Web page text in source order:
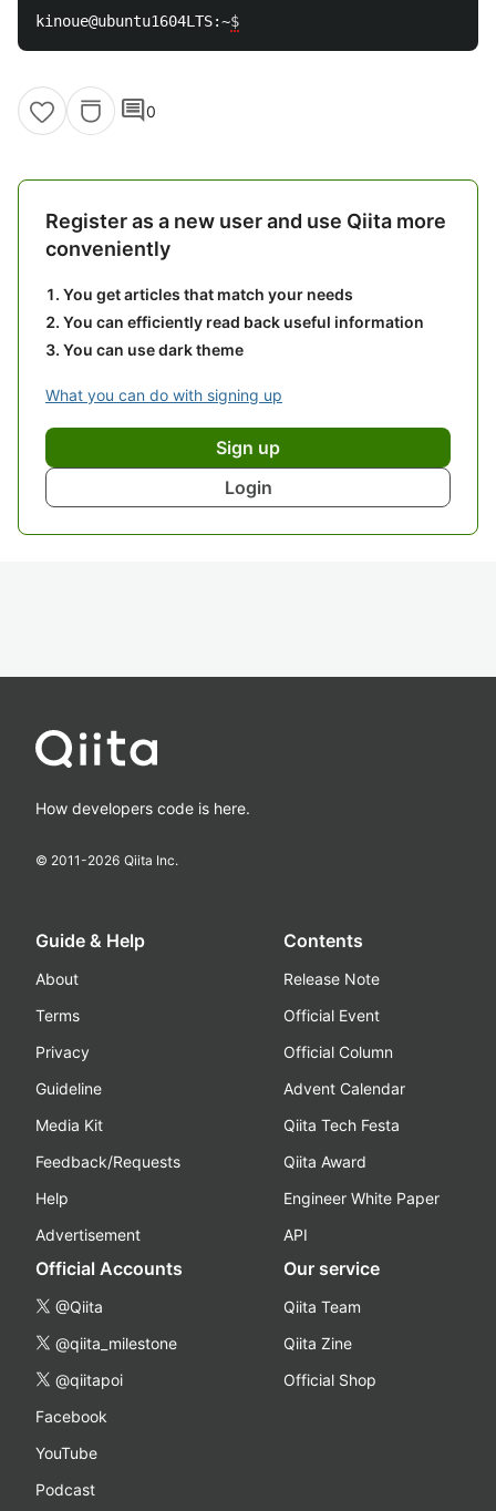
kinoue@ubuntu1604LTS:~$
comment0
Register as a new user and use Qiita more
conveniently
You get articles that match your needs
You can efficiently read back useful information
You can use dark theme
What you can do with signing up
Sign up
Login
How developers code is here.
© 2011-2026 Qiita Inc.
Guide & Help
About
Terms
Privacy
Guideline
Media Kit
Feedback/Requests
Help
Advertisement
Contents
Release Note
Official Event
Official Column
Advent Calendar
Qiita Tech Festa
Qiita Award
Engineer White Paper
API
Official Accounts
@Qiita
@qiita_milestone
@qiitapoi
Facebook
YouTube
Podcast
Our service
Qiita Team
Qiita Zine
Official Shop